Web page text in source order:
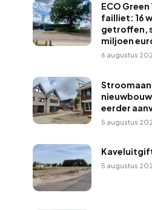
ECO
failliet: 16
getroffen,
miljoen
6 augustus
eerder
5 augustus
5 augustus